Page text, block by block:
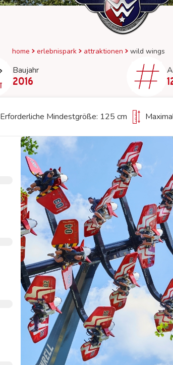
Duinrell App
home erlebnispark attraktionen wild wings
Baujahr
2016
Erforderliche Mindestgröße: 125 cm